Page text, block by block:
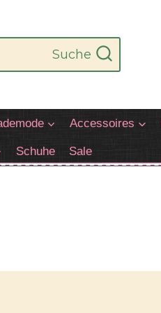
Suche
Accessoires
Schuhe Sale